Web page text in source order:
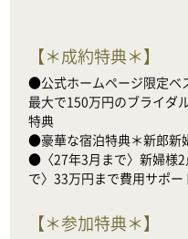
【＊成約特典＊】
●公式ホームページ限定ベ
最大で150万円のブライダ
特典
●豪華な宿泊特典＊新郎新
●〈27年3月まで〉新婦様2
で〉33万円まで費用サポー
【＊参加特典＊】